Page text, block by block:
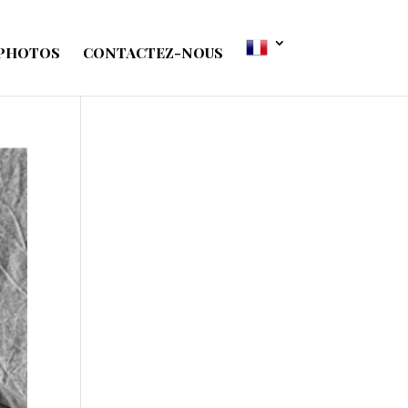
CONTACTEZ-NOUS